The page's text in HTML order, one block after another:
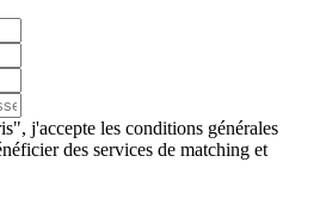
j'accepte les conditions générales
des services de matching et